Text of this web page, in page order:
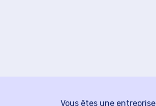
Vous êtes une entreprise